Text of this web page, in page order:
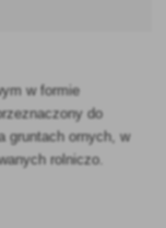
w formie
do
gruntach ornych, w
rolniczo.